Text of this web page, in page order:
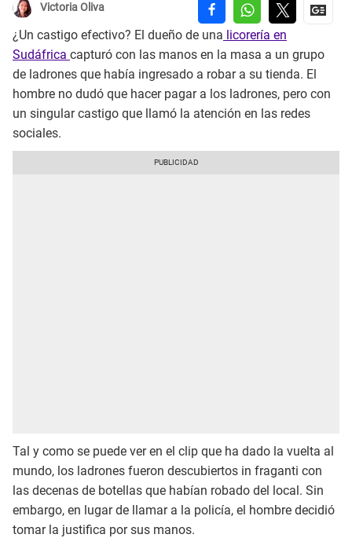
Victoria Oliva
¿Un castigo efectivo? El dueño de una licorería en
Sudáfrica capturó con las manos en la masa a un grupo
de ladrones que había ingresado a robar a su tienda. El
hombre no dudó que hacer pagar a los ladrones, pero con
un singular castigo que llamó la atención en las redes
sociales.
Tal y como se puede ver en el clip que ha dado la vuelta al
mundo, los ladrones fueron descubiertos in fraganti con
las decenas de botellas que habían robado del local. Sin
embargo, en lugar de llamar a la policía, el hombre decidió
tomar la justifica por sus manos.